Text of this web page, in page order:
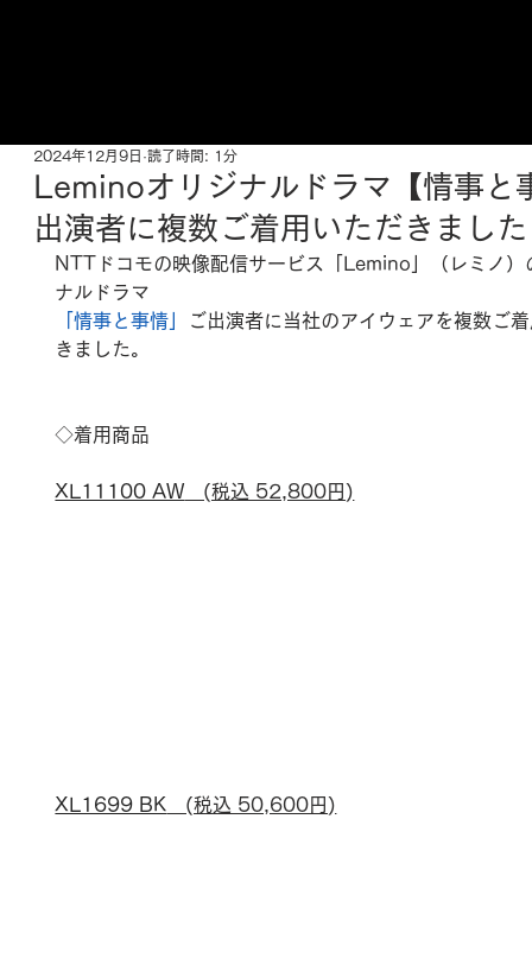
Leminoオリジナルドラマ【情事と
出演者に複数ご着用いただきました
2024年12月9日 読了時間: 1分
NTTドコモの映像配信サービス「Lemino」（レミノ）
ナルドラマ
「情事と事情」
ご出演者に当社のアイウェアを複数ご
きました。
◇着用商品
XL11100 AW (税込 52,800円)
XL1699 BK (税込 50,600円)